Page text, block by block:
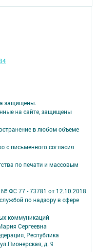
защищены.
на сайте, защищены
в любом объеме
с письменного согласия
по печати и массовым
ФС 77 - 73781 от 12.10.2018
по надзору в сфере
коммуникаций
Сергеевна
Республика
д. 9